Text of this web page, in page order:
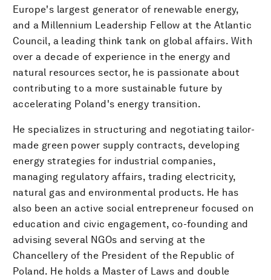
Europe's largest generator of renewable energy,
and a Millennium Leadership Fellow at the Atlantic
Council, a leading think tank on global affairs. With
over a decade of experience in the energy and
natural resources sector, he is passionate about
contributing to a more sustainable future by
accelerating Poland's energy transition.
He specializes in structuring and negotiating tailor-
made green power supply contracts, developing
energy strategies for industrial companies,
managing regulatory affairs, trading electricity,
natural gas and environmental products. He has
also been an active social entrepreneur focused on
education and civic engagement, co-founding and
advising several NGOs and serving at the
Chancellery of the President of the Republic of
Poland. He holds a Master of Laws and double